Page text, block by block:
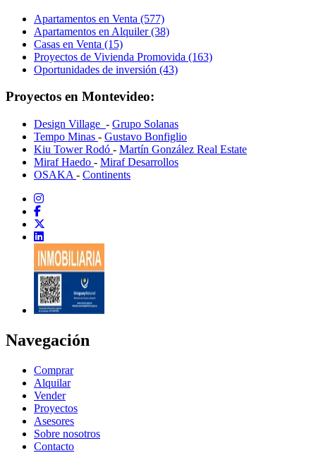
Apartamentos en Venta (577)
Apartamentos en Alquiler (38)
Casas en Venta (15)
Proyectos de Vivienda Promovida (163)
Oportunidades de inversión (43)
Proyectos en Montevideo:
Design Village - Grupo Solanas
Tempo Minas - Gustavo Bonfiglio
Kiu Tower Rodó - Martín González Real Estate
Miraf Haedo - Miraf Desarrollos
OSAKA - Continents
Navegación
Comprar
Alquilar
Vender
Proyectos
Asesores
Sobre nosotros
Contacto